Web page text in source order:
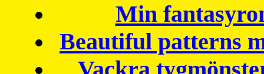
Min
Beautiful patterns